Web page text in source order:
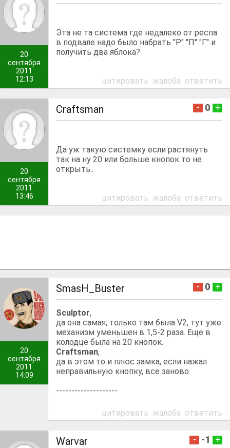
20
сентября
2011
12:13
Эта не та система где недалеко от респа
в подвале надо было набрать "Р" "П" "Г" и
получить два яблока?
цитировать жалоба ответить
20
сентября
2011
13:46
Craftsman - 0 +
Да уж такую системку если растянуть
так на ну 20 или больше кнопок то не
открыть..
цитировать жалоба ответить
20
сентября
2011
14:09
SmasH_Buster - 0 +
Sculptor,
да она самая, только там была V2, тут уже
механизм уменьшен в 1,5-2 раза. Еще в
колодце была на 20 кнопок.
Craftsman,
да в этом то и плюс замка, если нажал
неправильную кнопку, все заново.
--------------------
цитировать жалоба ответить
Warvar - -1 +